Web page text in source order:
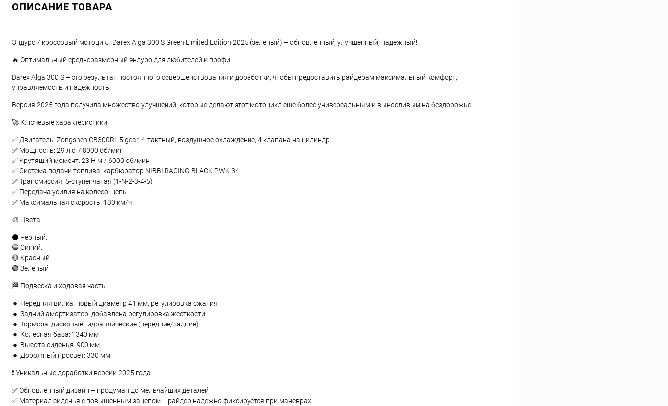
ОПИСАНИЕ ТОВАРА
Эндуро / кроссовый мотоцикл Darex Alga 300 S Green Limited Edition 2025 (зеленый) – обновленный, улучшенный, надежный!
🔥 Оптимальный среднеразмерный эндуро для любителей и профи
Darex Alga 300 S – это результат постоянного совершенствования и доработки, чтобы предоставить райдерам максимальный комфорт,
управляемость и надежность.
Версия 2025 года получила множество улучшений, которые делают этот мотоцикл еще более универсальным и выносливым на бездорожье!
🚀 Ключевые характеристики:
✅ Двигатель: Zongshen CB300RL 5 gear, 4-тактный, воздушное охлаждение, 4 клапана на цилиндр
✅ Мощность: 29 л.с. / 8000 об/мин
✅ Крутящий момент: 23 Н·м / 6000 об/мин
✅ Система подачи топлива: карбюратор NIBBI RACING BLACK PWK 34
✅ Трансмиссия: 5-ступенчатая (1-N-2-3-4-5)
✅ Передача усилия на колесо: цепь
✅ Максимальная скорость: 130 км/ч
🎨 Цвета:
⚫️ Черный.
🔵 Синий.
🔴 Красный
🟢 Зеленый
🏁 Подвеска и ходовая часть:
🔸 Передняя вилка: новый диаметр 41 мм, регулировка сжатия
🔸 Задний амортизатор: добавлена регулировка жесткости
🔸 Тормоза: дисковые гидравлические (передние/задние)
🔸 Колесная база: 1340 мм
🔸 Высота сиденья: 900 мм
🔸 Дорожный просвет: 330 мм
❗ Уникальные доработки версии 2025 года:
✅ Обновленный дизайн – продуман до мельчайших деталей
✅ Материал сиденья с повышенным зацепом – райдер надежно фиксируется при маневрах